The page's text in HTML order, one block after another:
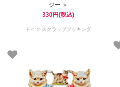
ジー ＞
330円(税込)
ドイツ スクラップブッキング